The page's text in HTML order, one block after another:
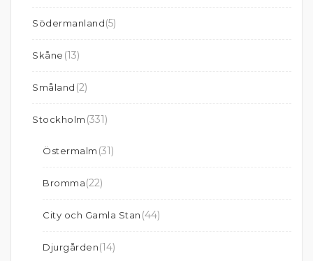
Södermanland(5)
Skåne (13)
Småland (2)
Stockholm (331)
Östermalm (31)
Bromma(22)
City och Gamla Stan (44)
Djurgården(14)